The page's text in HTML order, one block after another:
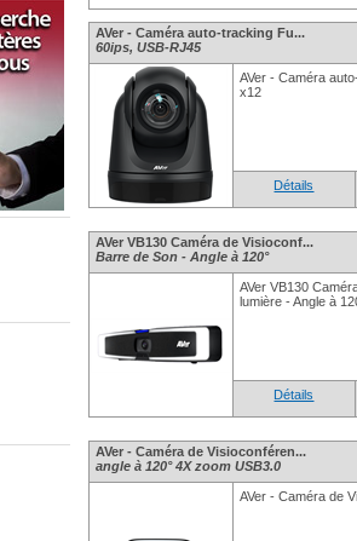
AVer - Caméra auto-tracking Fu...
60ips, USB-RJ45
AVer - Caméra
x12
Détails
AVer VB130 Caméra de Visioconf...
Barre de Son - Angle à 120°
AVer VB130
lumière - Angle à
Détails
AVer - Caméra de Visioconféren...
angle à 120° 4X zoom USB3.0
AVer - Caméra de